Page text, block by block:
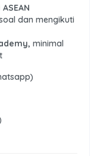
dan mengikuti
minimal